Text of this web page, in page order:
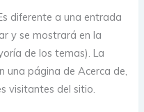
diferente a una entrada
y se mostrará en la
de los temas). La
una página de Acerca de,
visitantes del sitio.